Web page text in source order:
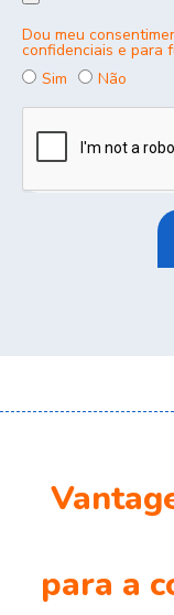
Dou meu
confidenciais e para
Sim
Não
para a